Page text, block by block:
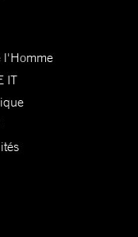
l'Homme
IT